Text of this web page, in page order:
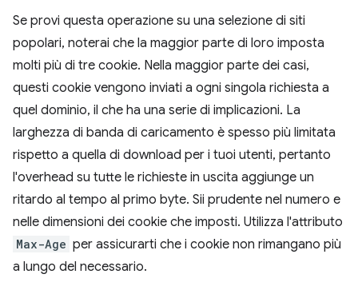
Se provi questa operazione su una selezione di siti
popolari, noterai che la maggior parte di loro imposta
molti più di tre cookie. Nella maggior parte dei casi,
questi cookie vengono inviati a ogni singola richiesta a
quel dominio, il che ha una serie di implicazioni. La
larghezza di banda di caricamento è spesso più limitata
rispetto a quella di download per i tuoi utenti, pertanto
l'overhead su tutte le richieste in uscita aggiunge un
ritardo al tempo al primo byte. Sii prudente nel numero e
nelle dimensioni dei cookie che imposti. Utilizza l'attributo
Max-Age per assicurarti che i cookie non rimangano più
a lungo del necessario.